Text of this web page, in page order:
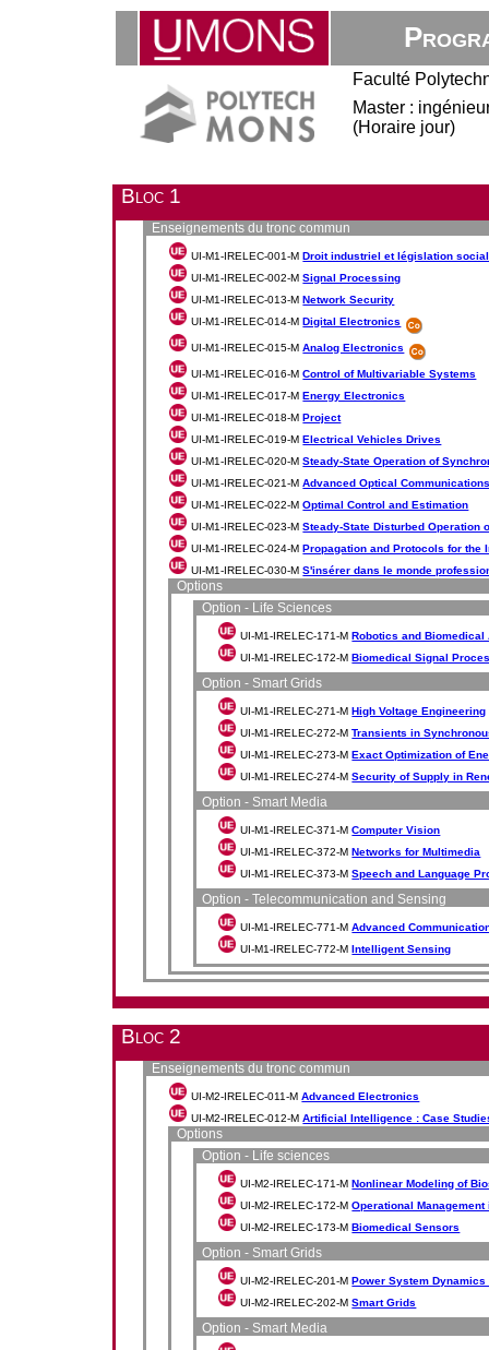
Faculté
Master :
(Horaire jour)
Bloc 1
Enseignements du tronc commun
UI-M1-IRELEC-001-MDroit industriel et législation
UI-M1-IRELEC-002-MSignal Processing
UI-M1-IRELEC-013-MNetwork Security
UI-M1-IRELEC-014-MDigital Electronics
UI-M1-IRELEC-015-MAnalog Electronics
UI-M1-IRELEC-016-MControl of Multivariable Systems
UI-M1-IRELEC-017-MEnergy Electronics
UI-M1-IRELEC-018-MProject
UI-M1-IRELEC-019-MElectrical Vehicles Drives
UI-M1-IRELEC-020-MSteady-State Operation of
UI-M1-IRELEC-021-MAdvanced Optical
UI-M1-IRELEC-022-MOptimal Control and Estimation
UI-M1-IRELEC-023-MSteady-State Disturbed Operation
UI-M1-IRELEC-024-MPropagation and Protocols for the
UI-M1-IRELEC-030-MS'insérer dans le monde
Options
Option - Life Sciences
UI-M1-IRELEC-171-MRobotics and Biomedical
UI-M1-IRELEC-172-MBiomedical Signal
Option - Smart Grids
UI-M1-IRELEC-271-MHigh Voltage Engineering
UI-M1-IRELEC-272-MTransients in
UI-M1-IRELEC-273-MExact Optimization of
UI-M1-IRELEC-274-MSecurity of Supply in
Option - Smart Media
UI-M1-IRELEC-371-MComputer Vision
UI-M1-IRELEC-372-MNetworks for Multimedia
UI-M1-IRELEC-373-MSpeech and Language
Option - Telecommunication and Sensing
UI-M1-IRELEC-771-MAdvanced
UI-M1-IRELEC-772-MIntelligent Sensing
Bloc 2
Enseignements du tronc commun
UI-M2-IRELEC-011-MAdvanced Electronics
UI-M2-IRELEC-012-MArtificial Intelligence : Case
Options
Option - Life sciences
UI-M2-IRELEC-171-MNonlinear Modeling of
UI-M2-IRELEC-172-MOperational
UI-M2-IRELEC-173-MBiomedical Sensors
Option - Smart Grids
UI-M2-IRELEC-201-MPower System
UI-M2-IRELEC-202-MSmart Grids
Option - Smart Media